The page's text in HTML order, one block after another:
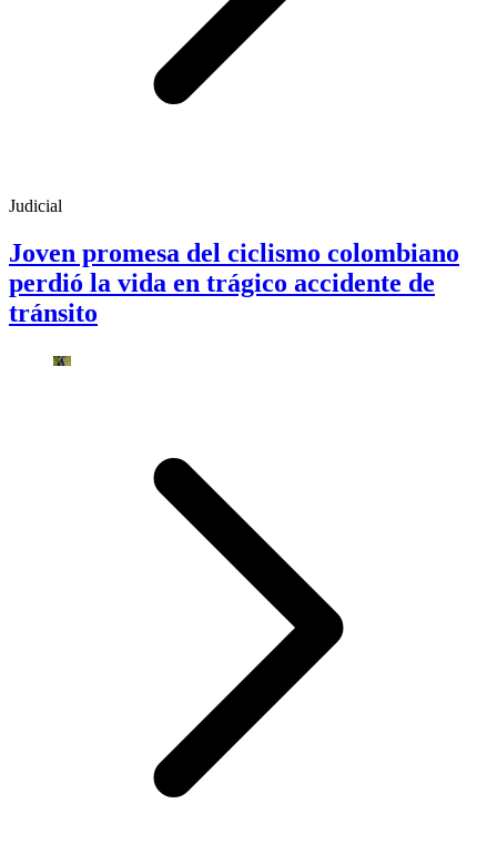
Judicial
Joven promesa del ciclismo colombiano
perdió la vida en trágico accidente de
tránsito